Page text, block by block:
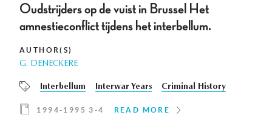
Oudstrijders op de vuist in Brussel Het
amnestieconflict tijdens het interbellum.
AUTHOR(S)
G. DENECKERE
Interbellum Interwar Years Criminal History
1994-1995 3-4 READ MORE